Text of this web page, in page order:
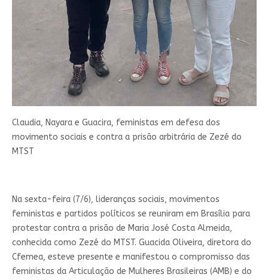
Claudia, Nayara e Guacira, feministas em defesa dos
movimento sociais e contra a prisão arbitrária de Zezé do
MTST
Na sexta-feira (7/6), lideranças sociais, movimentos
feministas e partidos políticos se reuniram em Brasília para
protestar contra a prisão de Maria José Costa Almeida,
conhecida como Zezé do MTST. Guacida Oliveira, diretora do
Cfemea, esteve presente e manifestou o compromisso das
feministas da Articulação de Mulheres Brasileiras (AMB) e do